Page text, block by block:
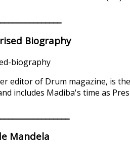
Biography
editor of Drum magazine, is
includes Madiba's time as
Mandela